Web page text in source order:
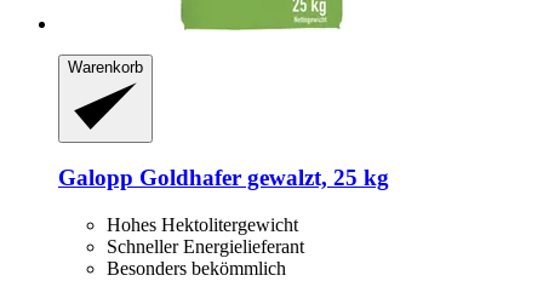
Warenkorb
Galopp Goldhafer gewalzt, 25 kg
Hohes Hektolitergewicht
Schneller Energielieferant
Besonders bekömmlich